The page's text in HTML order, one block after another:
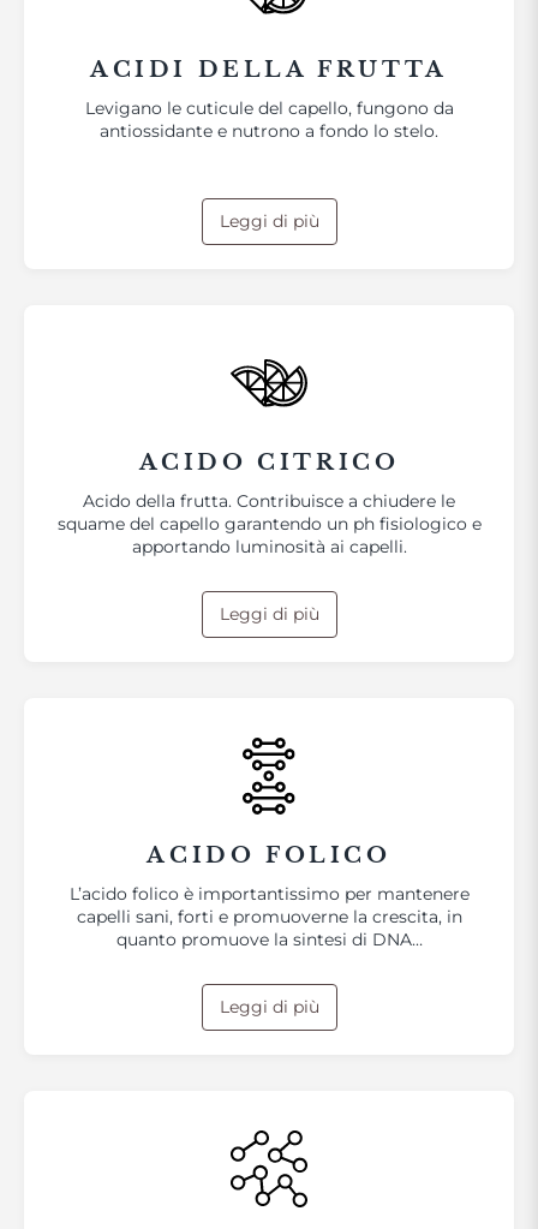
ACIDI DELLA FRUTTA
Levigano le cuticule del capello, fungono da
antiossidante e nutrono a fondo lo stelo.
Leggi di più
ACIDO CITRICO
Acido della frutta. Contribuisce a chiudere le
squame del capello garantendo un ph fisiologico e
apportando luminosità ai capelli.
Leggi di più
ACIDO FOLICO
L’acido folico è importantissimo per mantenere
capelli sani, forti e promuoverne la crescita, in
quanto promuove la sintesi di DNA…
Leggi di più